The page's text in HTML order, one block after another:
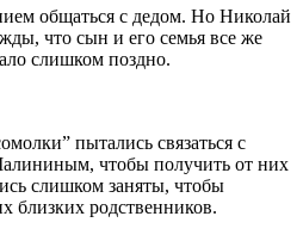
общаться с дедом. Но Николай
что сын и его семья все же
слишком поздно.
пытались связаться с
чтобы получить от них
слишком заняты, чтобы
близких родственников.